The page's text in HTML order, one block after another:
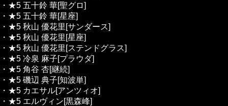
・★5 五十鈴 華[聖グロ]
・★5 五十鈴 華[星座]
・★5 秋山 優花里[サンダース]
・★5 秋山 優花里[星座]
・★5 秋山 優花里[ステンドグラス]
・★5 冷泉 麻子[プラウダ]
・★5 角谷 杏[継続]
・★5 磯辺 典子[知波単]
・★5 カエサル[アンツィオ]
・★5 エルヴィン[黒森峰]